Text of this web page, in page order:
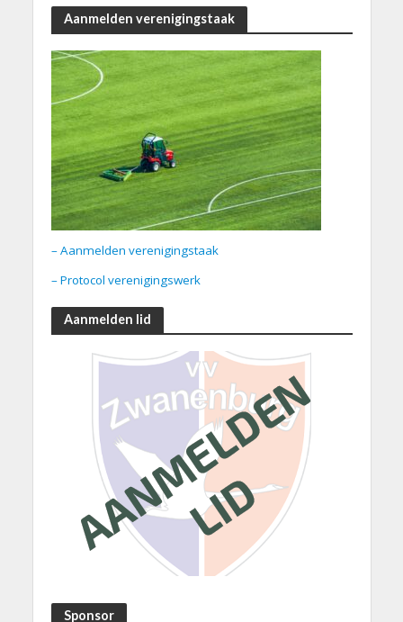
Aanmelden verenigingstaak
– Aanmelden verenigingstaak
– Protocol verenigingswerk
Aanmelden lid
Sponsor